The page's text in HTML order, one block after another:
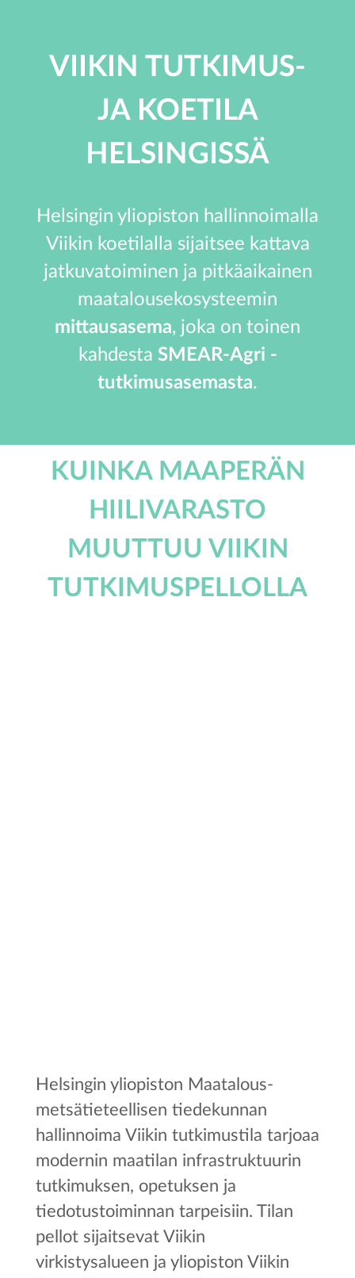
VIIKIN TUTKIMUS-
JA KOETILA
HELSINGISSÄ
Helsingin yliopiston hallinnoimalla
Viikin koetilalla sijaitsee kattava
jatkuvatoiminen ja pitkäaikainen
maatalousekosysteemin
mittausasema, joka on toinen
kahdesta SMEAR-Agri -
tutkimusasemasta.
KUINKA MAAPERÄN
HIILIVARASTO
MUUTTUU VIIKIN
TUTKIMUSPELLOLLA
Helsingin yliopiston Maatalous-
metsätieteellisen tiedekunnan
hallinnoima Viikin tutkimustila tarjoaa
modernin maatilan infrastruktuurin
tutkimuksen, opetuksen ja
tiedotustoiminnan tarpeisiin. Tilan
pellot sijaitsevat Viikin
virkistysalueen ja yliopiston Viikin